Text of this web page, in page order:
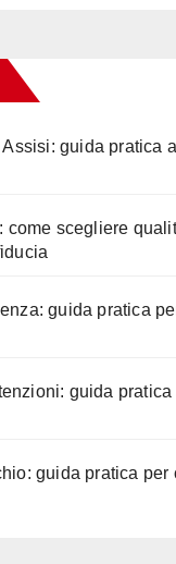
Assisi: guida pratica
come scegliere
guida pratica
guida
guida pratica per